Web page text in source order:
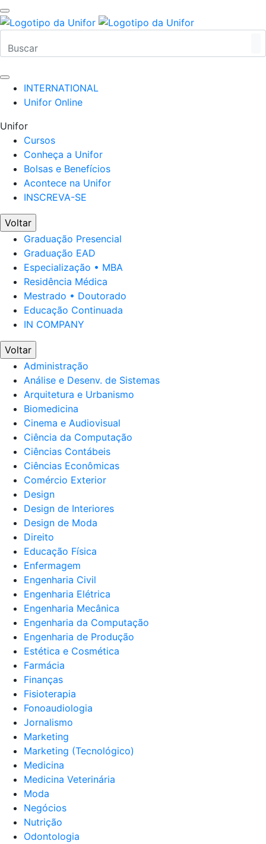
INTERNATIONAL
Unifor Online
Unifor
Cursos
Conheça a Unifor
Bolsas e Benefícios
Acontece na Unifor
INSCREVA-SE
Voltar
Graduação Presencial
Graduação EAD
Especialização • MBA
Residência Médica
Mestrado • Doutorado
Educação Continuada
IN COMPANY
Voltar
Administração
Análise e Desenv. de Sistemas
Arquitetura e Urbanismo
Biomedicina
Cinema e Audiovisual
Ciência da Computação
Ciências Contábeis
Ciências Econômicas
Comércio Exterior
Design
Design de Interiores
Design de Moda
Direito
Educação Física
Enfermagem
Engenharia Civil
Engenharia Elétrica
Engenharia Mecânica
Engenharia da Computação
Engenharia de Produção
Estética e Cosmética
Farmácia
Finanças
Fisioterapia
Fonoaudiologia
Jornalismo
Marketing
Marketing (Tecnológico)
Medicina
Medicina Veterinária
Moda
Negócios
Nutrição
Odontologia